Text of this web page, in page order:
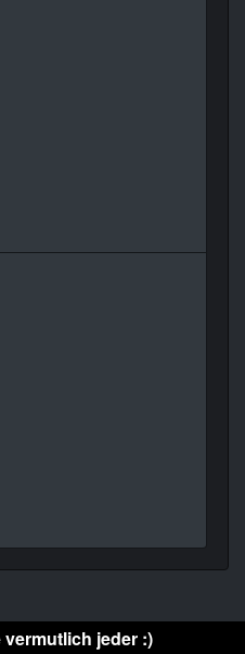
vermutlich jeder :)